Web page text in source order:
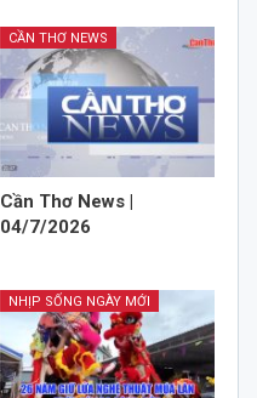
CẦN THƠ NEWS
Cần Thơ News |
04/7/2026
NHỊP SỐNG NGÀY MỚI